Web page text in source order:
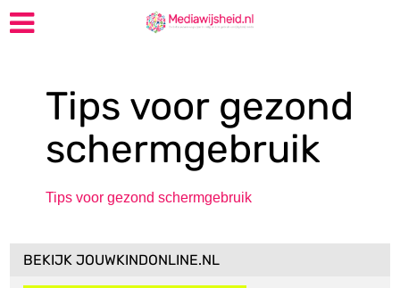
Tips voor gezond
schermgebruik
Tips voor gezond schermgebruik
BEKIJK JOUWKINDONLINE.NL